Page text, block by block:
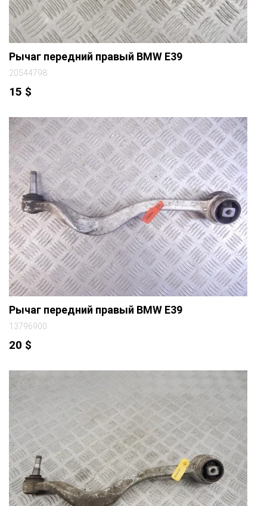
Рычаг передний правый BMW E39
20544798
15 $
Рычаг передний правый BMW E39
13796900
20 $